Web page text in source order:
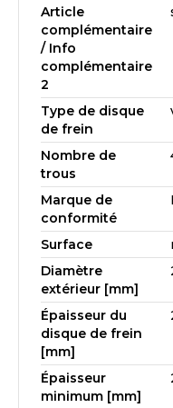
Article
complémentaire
/ Info
complémentaire
2
Type de disque
de frein
Nombre de
trous
Marque de
conformité
Surface
Diamètre
extérieur [mm]
Épaisseur du
disque de frein
[mm]
Épaisseur
minimum [mm]